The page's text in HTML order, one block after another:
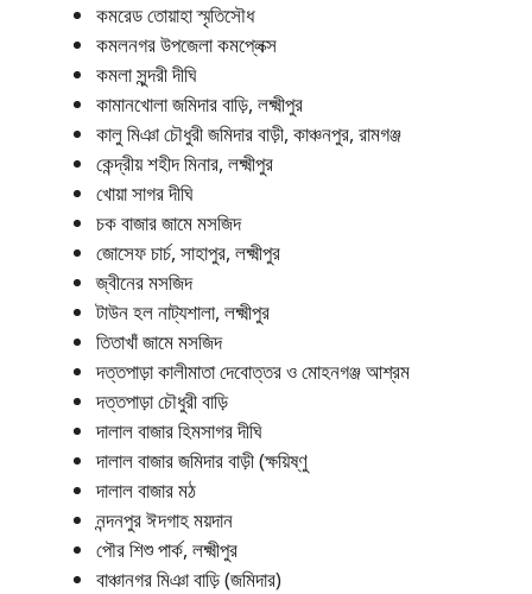
কমরেড তোয়াহা স্মৃতিসৌধ
কমলনগর উপজেলা কমপ্লেক্স
কমলা সুন্দরী দীঘি
কামানখোলা জমিদার বাড়ি, লক্ষ্মীপুর
কালু মিঞা চৌধুরী জমিদার বাড়ী, কাঞ্চনপুর, রামগঞ্জ
কেন্দ্রীয় শহীদ মিনার, লক্ষ্মীপুর
খোয়া সাগর দীঘি
চক বাজার জামে মসজিদ
জোসেফ চার্চ, সাহাপুর, লক্ষ্মীপুর
জ্বীনের মসজিদ
টাউন হল নাট্যশালা, লক্ষ্মীপুর
তিতাখাঁ জামে মসজিদ
দত্তপাড়া কালীমাতা দেবোত্তর ও মোহনগঞ্জ আশ্রম
দত্তপাড়া চৌধুরী বাড়ি
দালাল বাজার হিমসাগর দীঘি
দালাল বাজার জমিদার বাড়ী (ক্ষয়িষ্ণু
দালাল বাজার মঠ
নন্দনপুর ঈদগাহ ময়দান
পৌর শিশু পার্ক, লক্ষ্মীপুর
বাঞ্চানগর মিঞা বাড়ি (জমিদার)